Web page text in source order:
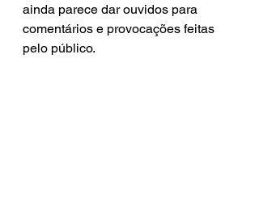
ainda parece dar ouvidos para
comentários e provocações feitas
pelo público.